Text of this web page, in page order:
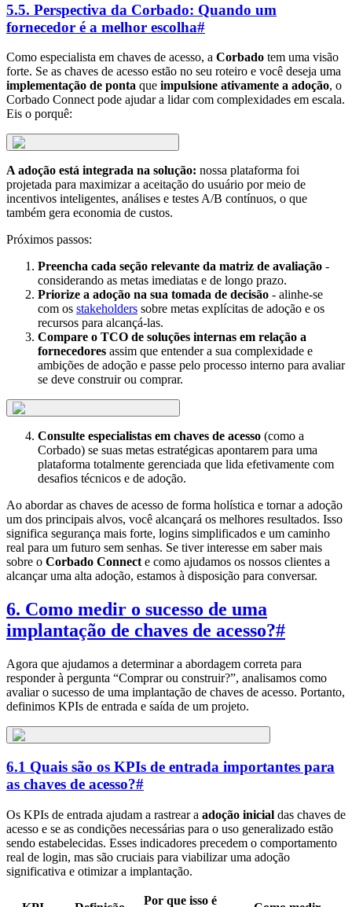
5.5. Perspectiva da Corbado: Quando um
fornecedor é a melhor escolha#
Como especialista em chaves de acesso, a Corbado tem uma visão
forte. Se as chaves de acesso estão no seu roteiro e você deseja uma
implementação de ponta que impulsione ativamente a adoção, o
Corbado Connect pode ajudar a lidar com complexidades em escala.
Eis o porquê:
A adoção está integrada na solução: nossa plataforma foi
projetada para maximizar a aceitação do usuário por meio de
incentivos inteligentes, análises e testes A/B contínuos, o que
também gera economia de custos.
Próximos passos:
Preencha cada seção relevante da matriz de avaliação -
considerando as metas imediatas e de longo prazo.
Priorize a adoção na sua tomada de decisão - alinhe-se
com os stakeholders sobre metas explícitas de adoção e os
recursos para alcançá-las.
Compare o TCO de soluções internas em relação a
fornecedores assim que entender a sua complexidade e
ambições de adoção e passe pelo processo interno para avaliar
se deve construir ou comprar.
Consulte especialistas em chaves de acesso (como a
Corbado) se suas metas estratégicas apontarem para uma
plataforma totalmente gerenciada que lida efetivamente com
desafios técnicos e de adoção.
Ao abordar as chaves de acesso de forma holística e tornar a adoção
um dos principais alvos, você alcançará os melhores resultados. Isso
significa segurança mais forte, logins simplificados e um caminho
real para um futuro sem senhas. Se tiver interesse em saber mais
sobre o Corbado Connecte como ajudamos os nossos clientes a
alcançar uma alta adoção, estamos à disposição para conversar.
6. Como medir o sucesso de uma
implantação de chaves de acesso?#
Agora que ajudamos a determinar a abordagem correta para
responder à pergunta “Comprar ou construir?”, analisamos como
avaliar o sucesso de uma implantação de chaves de acesso. Portanto,
definimos KPIs de entrada e saída de um projeto.
6.1 Quais são os KPIs de entrada importantes para
as chaves de acesso?#
Os KPIs de entrada ajudam a rastrear a adoção inicial das chaves de
acesso e se as condições necessárias para o uso generalizado estão
sendo estabelecidas. Esses indicadores precedem o comportamento
real de login, mas são cruciais para viabilizar uma adoção
significativa e otimizar a implantação.
Por que isso é